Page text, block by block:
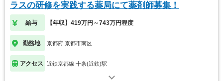
ラスの研修を実践する薬局にて薬剤師募集！
給与 【年収】419万円～743万円程度
勤務地 京都府 京都市南区
アクセス 近鉄京都線 十条(近鉄)駅